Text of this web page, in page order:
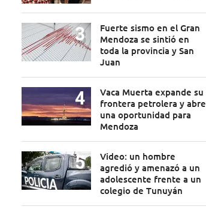
Fuerte sismo en el Gran
Mendoza se sintió en
toda la provincia y San
Juan
Vaca Muerta expande su
frontera petrolera y abre
una oportunidad para
Mendoza
Video: un hombre
agredió y amenazó a un
adolescente frente a un
colegio de Tunuyán